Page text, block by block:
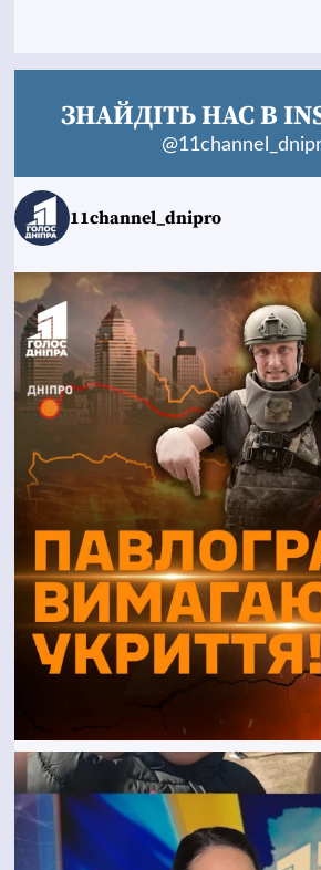
ЗНАЙДІТЬ НАС В
11channel_dnipro